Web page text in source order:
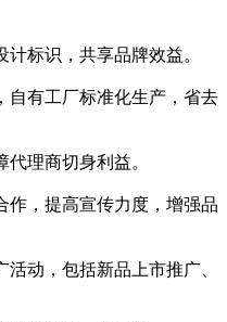
标识，共享品牌效益。
自有工厂标准化生产，省去
理商切身利益。
作，提高宣传力度，增强品
动，包括新品上市推广、